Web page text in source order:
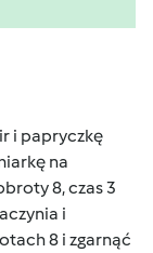
i papryczkę
na
8, czas 3
i
8 i zgarnąć